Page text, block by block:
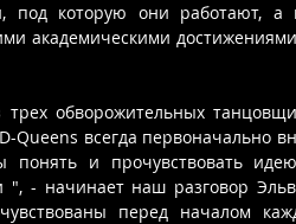
под которую они работают, а
академическими
обворожительных
Queens всегда первоначально
понять и прочувствовать
", - начинает наш разговор
перед началом